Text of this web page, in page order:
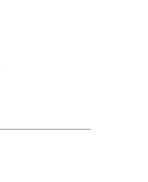
CAMPANARIO